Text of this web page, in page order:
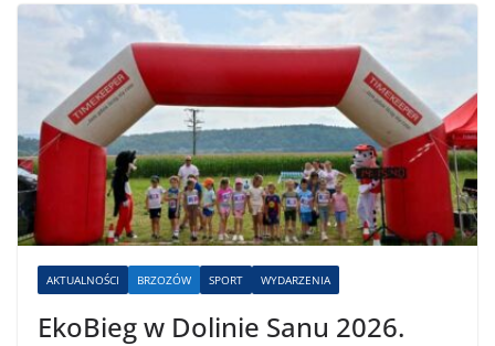
AKTUALNOŚCI BRZOZÓW SPORT WYDARZENIA
EkoBieg w Dolinie Sanu 2026.